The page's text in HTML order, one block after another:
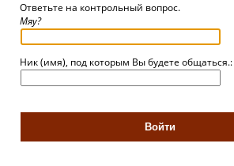
Ответьте на контрольный вопрос.
Мяу?
Ник (имя), под которым Вы будете общаться.: